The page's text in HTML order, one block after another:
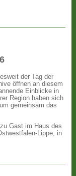
der Tag der
öffnen an diesem
Einblicke in
Region haben sich
gemeinsam das
Gast im Haus des
Lippe, in